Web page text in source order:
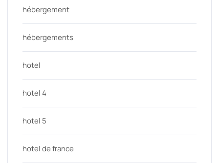
hébergement
hébergements
hotel
hotel 4
hotel 5
hotel de france